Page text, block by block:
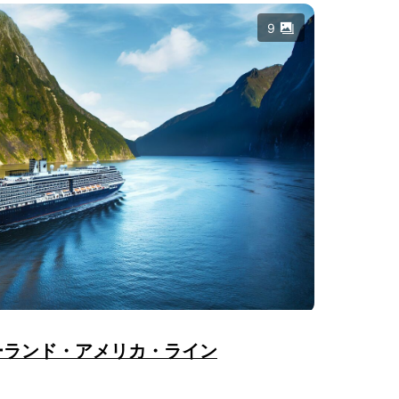
9
ンド・アメリカ・ライン